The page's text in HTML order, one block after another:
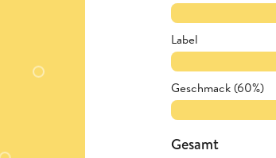
Label
Geschmack (60%)
Gesamt